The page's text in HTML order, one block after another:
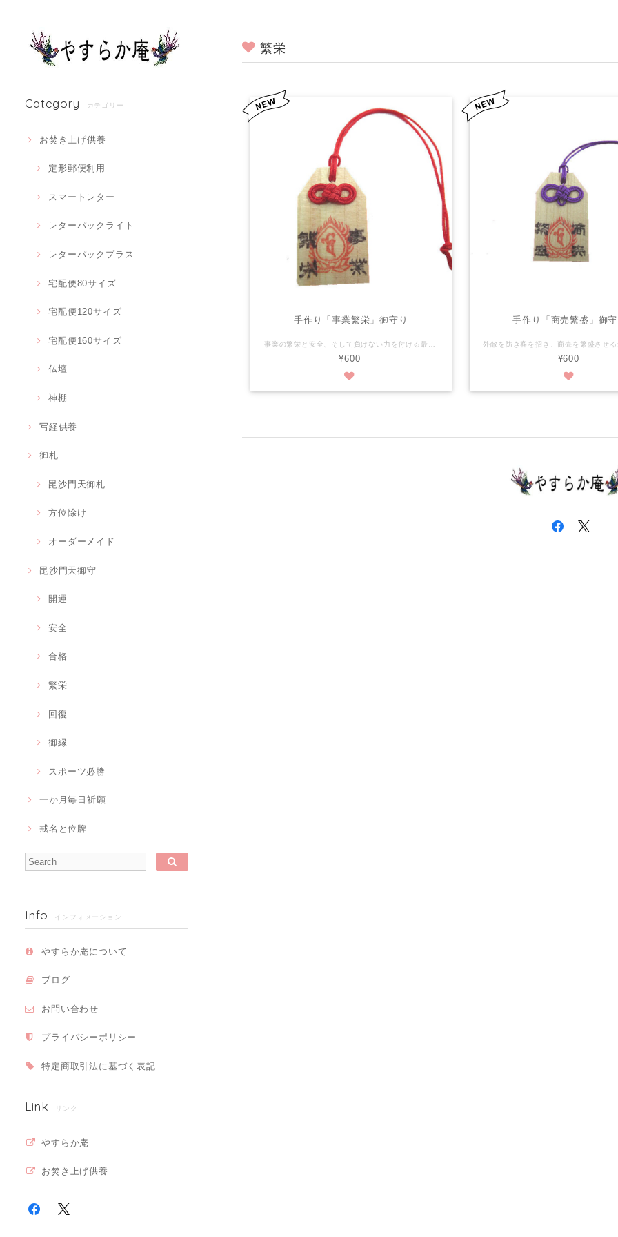
Category カテゴリー
お焚き上げ供養
定形郵便利用
スマートレター
レターパックライト
レターパックプラス
宅配便80サイズ
宅配便120サイズ
宅配便160サイズ
仏壇
神棚
写経供養
御札
毘沙門天御札
方位除け
オーダーメイド
毘沙門天御守
開運
安全
合格
繁栄
回復
御縁
スポーツ必勝
一か月毎日祈願
戒名と位牌
Info インフォメーション
やすらか庵について
ブログ
お問い合わせ
プライバシーポリシー
特定商取引法に基づく表記
Link リンク
やすらか庵
お焚き上げ供養
繁栄
手作り「事業繁栄」御守り
¥600
手作り「商売繁盛」御守
¥600